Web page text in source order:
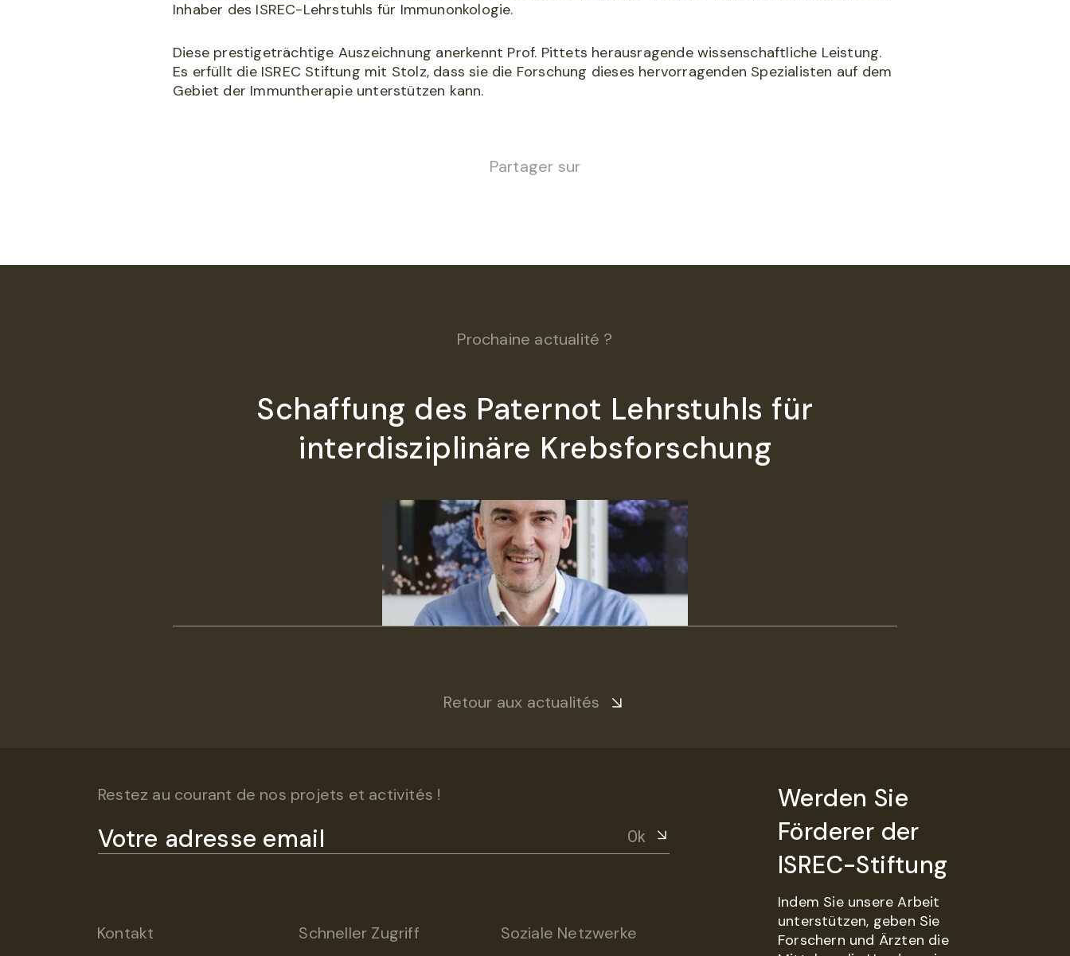
Inhaber des ISREC-Lehrstuhls für Immunonkologie.
Diese prestigeträchtige Auszeichnung anerkennt Prof. Pittets herausragende wissenschaftliche Leistung.
Es erfüllt die ISREC Stiftung mit Stolz, dass sie die Forschung dieses hervorragenden Spezialisten auf dem
Gebiet der Immuntherapie unterstützen kann.
Partager sur
Prochaine actualité ?
Schaffung des Paternot Lehrstuhls für
interdisziplinäre Krebsforschung
Retour aux actualités
Restez au courant de nos projets et activités !
Ok
Kontakt Schneller Zugriff Soziale Netzwerke
Werden Sie
Förderer der
ISREC-Stiftung
Indem Sie unsere Arbeit
unterstützen, geben Sie
Forschern und Ärzten die